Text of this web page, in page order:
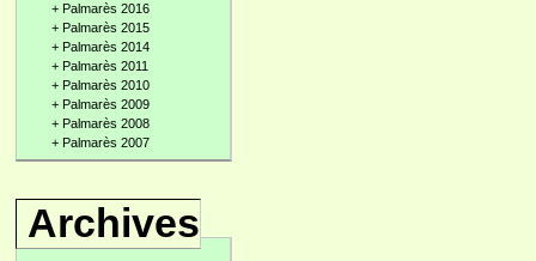
+ Palmarès 2016
+ Palmarès 2015
+ Palmarès 2014
+ Palmarès 2011
+ Palmarès 2010
+ Palmarès 2009
+ Palmarès 2008
+ Palmarès 2007
Archives